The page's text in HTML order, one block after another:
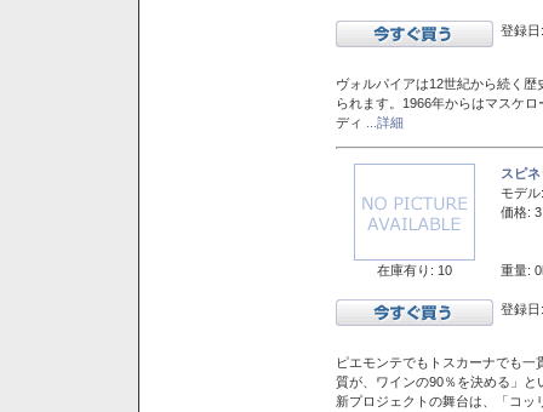
登録
ヴォルパイアは12世紀から続く
られます。1966年からはマスケ
ディ
...詳細
在庫有り: 10
スピ
モデル:
価格:
重量:
登録
ピエモンテでもトスカーナでも
質が、ワインの90％を決める」
新プロジェクトの舞台は、「コ